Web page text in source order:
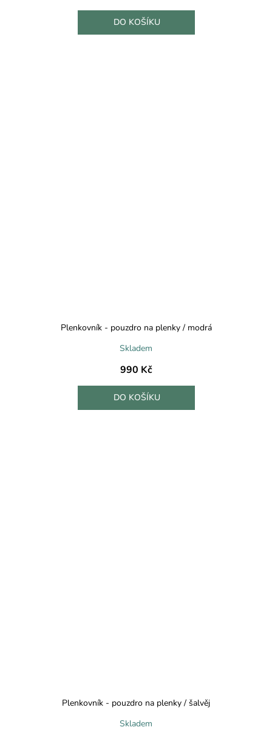
DO KOŠÍKU
Plenkovník - pouzdro na plenky / modrá
Skladem
990 Kč
DO KOŠÍKU
Plenkovník - pouzdro na plenky / šalvěj
Skladem